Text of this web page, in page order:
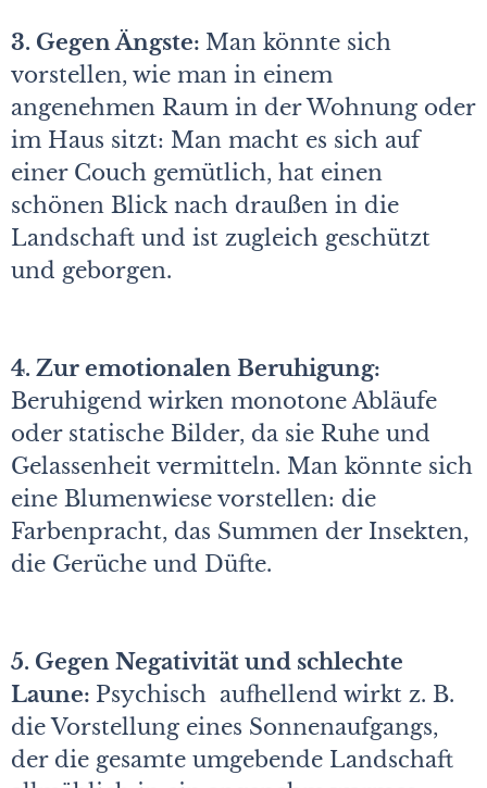
3. Gegen Ängste: Man könnte sich
vorstellen, wie man in einem
angenehmen Raum in der Wohnung oder
im Haus sitzt: Man macht es sich auf
einer Couch gemütlich, hat einen
schönen Blick nach draußen in die
Landschaft und ist zugleich geschützt
und geborgen.
4. Zur emotionalen Beruhigung:
Beruhigend wirken monotone Abläufe
oder statische Bilder, da sie Ruhe und
Gelassenheit vermitteln. Man könnte sich
eine Blumenwiese vorstellen: die
Farbenpracht, das Summen der Insekten,
die Gerüche und Düfte.
5. Gegen Negativität und schlechte
Laune: Psychisch aufhellend wirkt z. B.
die Vorstellung eines Sonnenaufgangs,
der die gesamte umgebende Landschaft